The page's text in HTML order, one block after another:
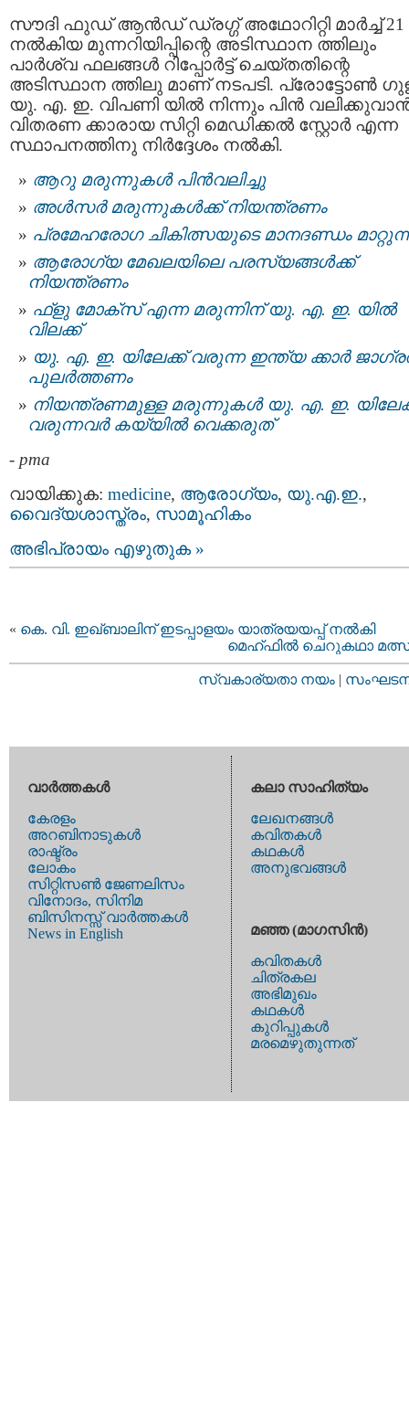
സൗദി ഫുഡ് ആൻഡ് ഡ്രഗ്ഗ് അഥോറിറ്റി മാർച്ച്
നൽകിയ മുന്നറിയിപ്പിന്റെ അടിസ്ഥാന ത്തിലും
പാർശ്വ ഫലങ്ങൾ റിപ്പോർട്ട് ചെയ്തതിന്റെ
അടിസ്ഥാന ത്തിലു മാണ് നടപടി. പ്രോട്ടോൺ
യു. എ. ഇ. വിപണി യിൽ നിന്നും പിന്‍
വിതരണ ക്കാരായ സിറ്റി മെഡിക്കൽ സ്റ്റോര്‍ എന്ന
സ്ഥാപനത്തിനു നിര്‍ദ്ദേശം നല്‍കി.
ആറു മരുന്നുകൾ പിൻവലിച്ചു
അൾസര്‍ മരുന്നുകൾക്ക് നിയന്ത്രണം
പ്രമേഹരോഗ ചികിത്സയുടെ മാനദണ്ഡം
ആരോഗ്യ മേഖലയിലെ പരസ്യങ്ങള്‍ക്ക്
നിയന്ത്രണം
ഫ്‌ളു മോക്‌സ് എന്ന മരുന്നിന് യു. എ. ഇ. യിൽ
വിലക്ക്
യു. എ. ഇ. യിലേക്ക് വരുന്ന ഇന്ത്യ ക്കാര്‍
പുലര്‍ത്തണം
നിയന്ത്രണമുള്ള മരുന്നുകള്‍ യു. എ. ഇ.
വരുന്നവര്‍ കയ്യില്‍ വെക്കരുത്
- pma
വായിക്കുക: medicine, ആരോഗ്യം, യു.എ.ഇ.,
വൈദ്യശാസ്ത്രം, സാമൂഹികം
അഭിപ്രായം എഴുതുക »
« കെ. വി. ഇഖ്ബാലിന് ഇടപ്പാളയം യാത്രയയപ്പ് നല്‍കി
മെഹ്ഫിൽ ചെറുകഥാ
സ്വകാര്യതാ നയം |
വാര്‍ത്തകള്‍
കേരളം
അറബിനാടുകള്‍
രാഷ്ട്രം
ലോകം
സിറ്റിസണ്‍ ജേണലിസം
വിനോദം, സിനിമ
ബിസിനസ്സ് വാര്‍ത്തകള്‍
News in English
കലാ സാഹിത്യം
ലേഖനങ്ങള്‍
കവിതകള്‍
കഥകള്‍
അനുഭവങ്ങള്‍
മഞ്ഞ (മാഗസിന്‍)
കവിതകള്‍
ചിത്രകല
അഭിമുഖം
കഥകള്‍
കുറിപ്പുകള്‍
മരമെഴുതുന്നത്